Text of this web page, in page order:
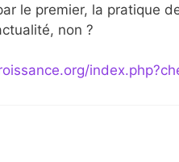
le premier, la pratique
non ?